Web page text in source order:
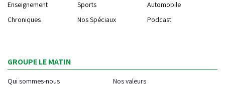
Enseignement
Sports
Automobile
Chroniques
Nos Spéciaux Podcast
GROUPE LE MATIN
Qui sommes-nous
Nos valeurs